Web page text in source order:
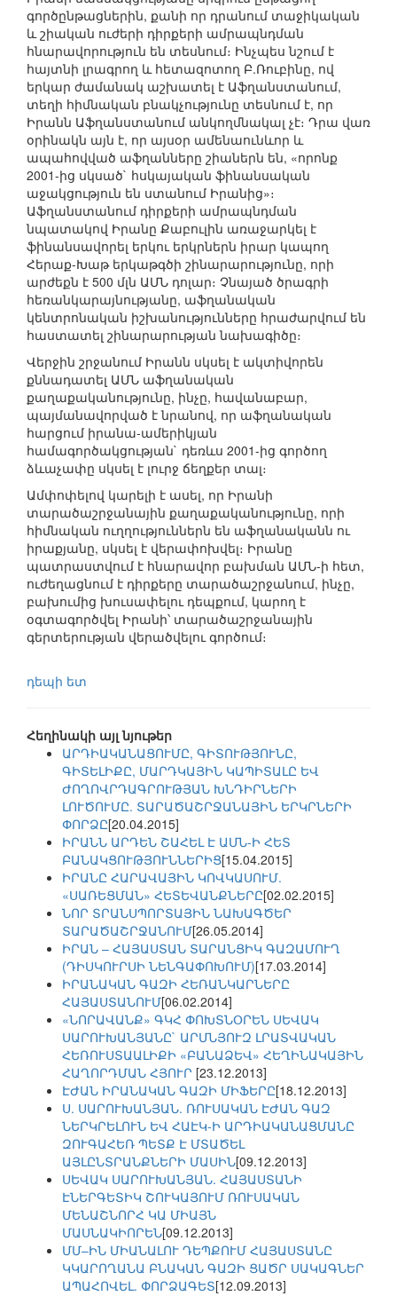
գործընթացներին, քանի որ դրանում տաջիկական
և շիական ուժերի դիրքերի ամրապնդման
հնարավորություն են տեսնում։ Ինչպես նշում է
հայտնի լրագրող և հետազոտող Բ.Ռուբինը, ով
երկար ժամանակ աշխատել է Աֆղանստանում,
տեղի հիմնական բնակչությունը տեսնում է, որ
Իրանն Աֆղանստանում անկողմնակալ չէ։ Դրա վառ
օրինակն այն է, որ այսօր ամենաունևոր և
ապահովված աֆղանները շիաներն են, «որոնք
2001-ից սկսած` հսկայական ֆինանսական
աջակցություն են ստանում Իրանից»։
Աֆղանստանում դիրքերի ամրապնդման
նպատակով Իրանը Քաբուլին առաջարկել է
ֆինանսավորել երկու երկրներն իրար կապող
Հերաք-Խաթ երկաթգծի շինարարությունը, որի
արժեքն է 500 մլն ԱՄՆ դոլար։ Չնայած ծրագրի
հեռանկարայնությանը, աֆղանական
կենտրոնական իշխանությունները հրաժարվում են
հաստատել շինարարության նախագիծը։
Վերջին շրջանում Իրանն սկսել է ակտիվորեն
քննադատել ԱՄՆ աֆղանական
քաղաքականությունը, ինչը, հավանաբար,
պայմանավորված է նրանով, որ աֆղանական
հարցում իրանա-ամերիկյան
համագործակցության` դեռևս 2001-ից գործող
ձևաչափը սկսել է լուրջ ճեղքեր տալ։
Ամփոփելով կարելի է ասել, որ Իրանի
տարածաշրջանային քաղաքականությունը, որի
հիմնական ուղղություններն են աֆղանականն ու
իրաքյանը, սկսել է վերափոխվել։ Իրանը
պատրաստվում է հնարավոր բախման ԱՄՆ-ի հետ,
ուժեղացնում է դիրքերը տարածաշրջանում, ինչը,
բախումից խուսափելու դեպքում, կարող է
օգտագործվել Իրանի՝ տարածաշրջանային
գերտերության վերածվելու գործում։
դեպի ետ
Հեղինակի այլ նյութեր
ԱՐԴԻԱԿԱՆԱՑՈՒՄԸ, ԳԻՏՈՒԹՅՈՒՆԸ,
ԳԻՏԵԼԻՔԸ, ՄԱՐԴԿԱՅԻՆ ԿԱՊԻՏԱԼԸ ԵՎ
ԺՈՂՈՎՐԴԱԳՐՈՒԹՅԱՆ ԽՆԴԻՐՆԵՐԻ
ԼՈՒԾՈՒՄԸ. ՏԱՐԱԾԱՇՐՋԱՆԱՅԻՆ ԵՐԿՐՆԵՐԻ
ՓՈՐՁԸ[20.04.2015]
ԻՐԱՆՆ ԱՐԴԵՆ ՇԱՀԵԼ Է ԱՄՆ-Ի ՀԵՏ
ԲԱՆԱԿՑՈՒԹՅՈՒՆՆԵՐԻՑ[15.04.2015]
ԻՐԱՆԸ ՀԱՐԱՎԱՅԻՆ ԿՈՎԿԱՍՈՒՄ.
«ՍԱՌԵՑՄԱՆ» ՀԵՏԵՎԱՆՔՆԵՐԸ[02.02.2015]
ՆՈՐ ՏՐԱՆՍՊՈՐՏԱՅԻՆ ՆԱԽԱԳԾԵՐ
ՏԱՐԱԾԱՇՐՋԱՆՈՒՄ[26.05.2014]
ԻՐԱՆ – ՀԱՅԱՍՏԱՆ ՏԱՐԱՆՑԻԿ ԳԱԶԱՄՈՒՂ
(ԴԻՍԿՈՒՐՍԻ ՆԵՆԳԱՓՈԽՈՒՄ)[17.03.2014]
ԻՐԱՆԱԿԱՆ ԳԱԶԻ ՀԵՌԱՆԿԱՐՆԵՐԸ
ՀԱՅԱՍՏԱՆՈՒՄ[06.02.2014]
«ՆՈՐԱՎԱՆՔ» ԳԿՀ ՓՈԽՏՆՕՐԵՆ ՍԵՎԱԿ
ՍԱՐՈՒԽԱՆՅԱՆԸ` ԱՐՄՆՅՈՒԶ ԼՐԱՏՎԱԿԱՆ
ՀԵՌՈՒՍՏԱԱԼԻՔԻ «ԲԱՆԱՁԵՎ» ՀԵՂԻՆԱԿԱՅԻՆ
ՀԱՂՈՐԴՄԱՆ ՀՅՈՒՐ [23.12.2013]
ԷԺԱՆ ԻՐԱՆԱԿԱՆ ԳԱԶԻ ՄԻՖԵՐԸ[18.12.2013]
Ս. ՍԱՐՈՒԽԱՆՅԱՆ. ՌՈՒՍԱԿԱՆ ԷԺԱՆ ԳԱԶ
ՆԵՐԿՐԵԼՈՒՆ ԵՎ ՀԱԷԿ-Ի ԱՐԴԻԱԿԱՆԱՑՄԱՆԸ
ԶՈՒԳԱՀԵՌ ՊԵՏՔ Է ՄՏԱԾԵԼ
ԱՅԼԸՆՏՐԱՆՔՆԵՐԻ ՄԱՍԻՆ[09.12.2013]
ՍԵՎԱԿ ՍԱՐՈՒԽԱՆՅԱՆ. ՀԱՅԱՍՏԱՆԻ
ԷՆԵՐԳԵՏԻԿ ՇՈՒԿԱՅՈՒՄ ՌՈՒՍԱԿԱՆ
ՄԵՆԱՇՆՈՐՀ ԿԱ ՄԻԱՅՆ
ՄԱՍՆԱԿԻՈՐԵՆ[09.12.2013]
ՄՄ–ԻՆ ՄԻԱՆԱԼՈՒ ԴԵՊՔՈՒՄ ՀԱՅԱՍՏԱՆԸ
ԿԿԱՐՈՂԱՆԱ ԲՆԱԿԱՆ ԳԱԶԻ ՑԱԾՐ ՍԱԿԱԳՆԵՐ
ԱՊԱՀՈՎԵԼ. ՓՈՐՁԱԳԵՏ[12.09.2013]